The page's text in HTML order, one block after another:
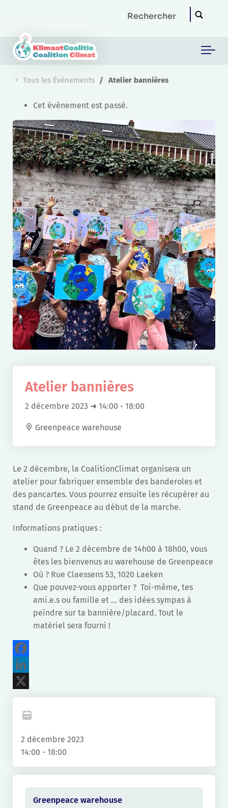
Tous les Évènements Atelier bannières
Cet évènement est passé.
Atelier bannières
2 décembre 2023 ➜ 14:00 - 18:00
Greenpeace warehouse
Le 2 décembre, la CoalitionClimat organisera un
atelier pour fabriquer ensemble des banderoles et
des pancartes. Vous pourrez ensuite les récupérer au
stand de Greenpeace au début de la marche.
Informations pratiques :
Quand ? Le 2 décembre de 14h00 à 18h00, vous
êtes les bienvenus au warehouse de Greenpeace
Où ? Rue Claessens 53, 1020 Laeken
Que pouvez-vous apporter ? Toi-même, tes
ami.e.s ou famille et … des idées sympas à
peindre sur ta bannière/placard. Tout le
matériel sera fourni !
Facebook
LinkedIn
X
2 décembre 2023
14:00 - 18:00
Greenpeace warehouse